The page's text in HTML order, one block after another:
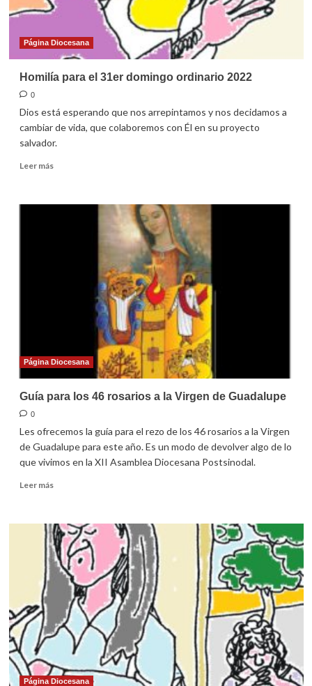
Página Diocesana
Homilía para el 31er domingo ordinario 2022
0
Dios está esperando que nos arrepintamos y nos decidamos a
cambiar de vida, que colaboremos con Él en su proyecto
salvador.
Leer másLeer
Homilía
Página Diocesana
Guía para los 46 rosarios a la Virgen de Guadalupe
0
Les ofrecemos la guía para el rezo de los 46 rosarios a la Virgen
de Guadalupe para este año. Es un modo de devolver algo de lo
que vivimos en la XII Asamblea Diocesana Postsinodal.
Leer másLeer
Guía
para
los
46
rosarios
Virgen
de
Guadalupe
Página Diocesana